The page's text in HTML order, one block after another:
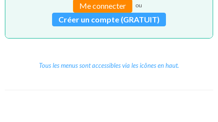
Me connecter ou
Créer un compte (GRATUIT)
Tous les menus sont accessibles via les icônes en haut.